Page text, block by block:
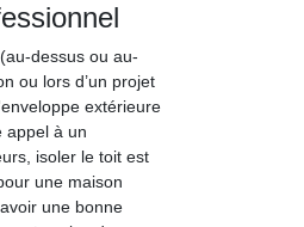
dessus ou au-
ou lors d’un projet
extérieure
appel à un
isoler le toit est
une maison
une bonne